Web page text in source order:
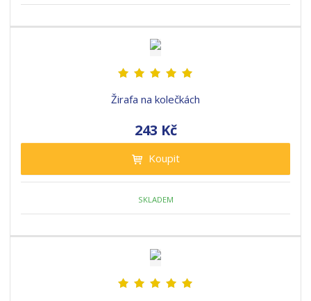
Žirafa na kolečkách
243 Kč
Koupit
SKLADEM